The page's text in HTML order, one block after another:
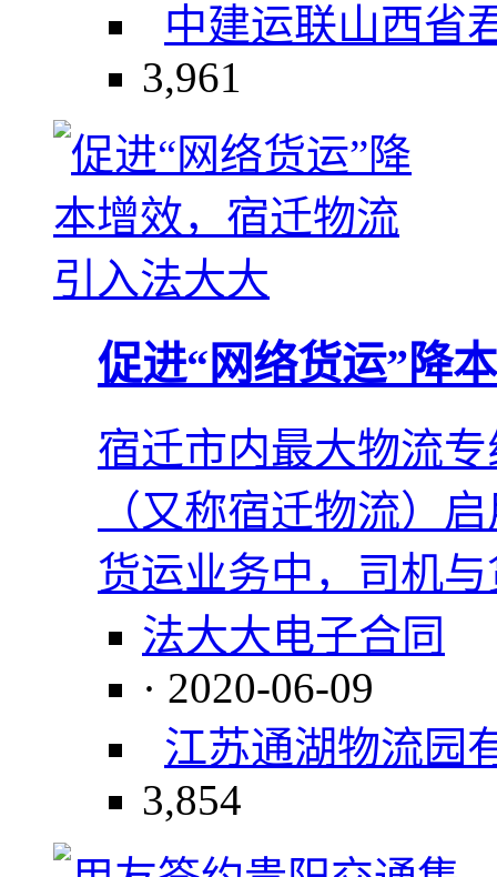
中建运联山西省
3,961
促进“网络货运”降
宿迁市内最大物流
（又称宿迁物流）
货运业务中，司机
法大大电子合同
· 2020-06-09
江苏通湖物流园
3,854